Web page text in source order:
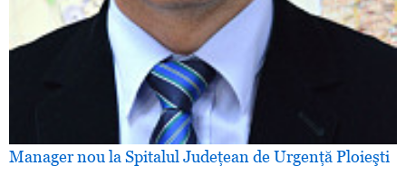
Manager nou la Spitalul Judeţean de Urgenţă Ploieşti